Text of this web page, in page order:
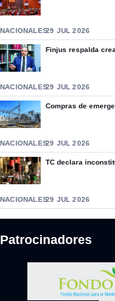
NACIONALES29 JUL 2026
Finjus respalda
NACIONALES29 JUL 2026
Compras de
NACIONALES29 JUL 2026
TC declara
NACIONALES29 JUL 2026
Patrocinadores